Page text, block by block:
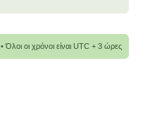
• Όλοι οι χρόνοι είναι UTC + 3 ώρες